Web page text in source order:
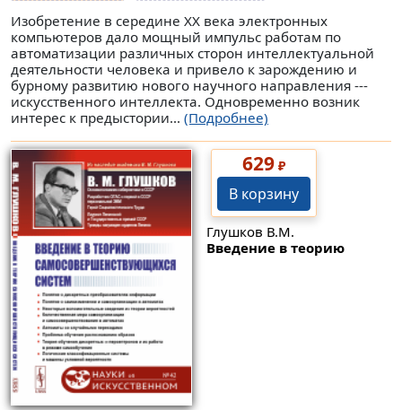
Изобретение в середине XX века электронных
компьютеров дало мощный импульс работам по
автоматизации различных сторон интеллектуальной
деятельности человека и привело к зарождению и
бурному развитию нового научного направления ---
искусственного интеллекта. Одновременно возник
интерес к предыстории... (Подробнее)
629₽
В корзину
Глушков В.М.
Введение в теорию